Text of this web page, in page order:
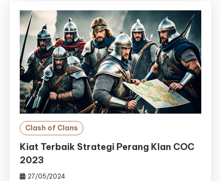
Clash of Clans
Kiat Terbaik Strategi Perang Klan COC
2023
27/05/2024